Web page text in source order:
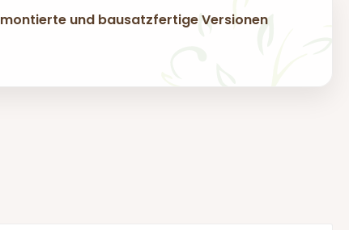
montierte und bausatzfertige Versionen